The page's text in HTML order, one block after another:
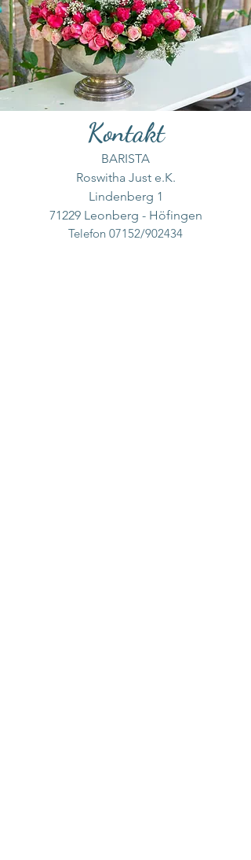
Kontakt
BARISTA
Roswitha Just e.K.
Lindenberg 1
71229 Leonberg - Höfingen
Telefon 07152/902434